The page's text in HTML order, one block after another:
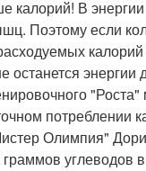
калорий! В
Поэтому если
энергии
потреблении
Олимпия"
углеводов